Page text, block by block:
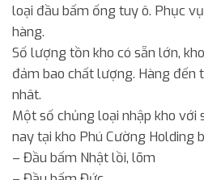
loại đầu bấm ống tuy ô. Phục
hàng.
Số lượng tồn kho có sẵn lớn,
đảm bao chất lượng. Hàng đến
nhât.
Một số chủng loại nhập kho
nay tại kho Phú Cường Holding
– Đầu bấm Nhật lồi, lõm